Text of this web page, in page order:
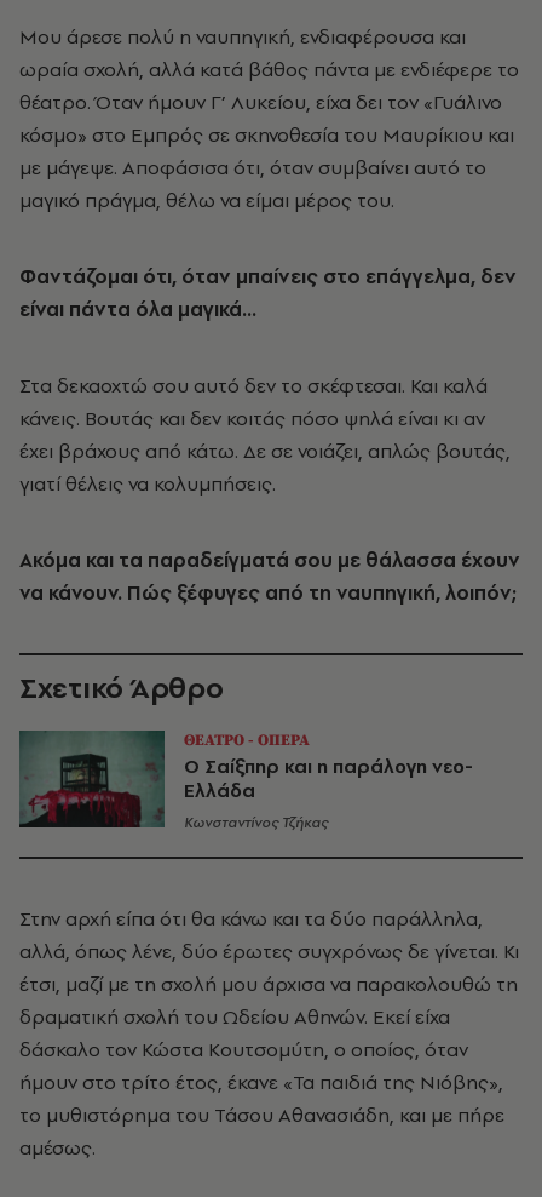
Μου άρεσε πολύ η ναυπηγική, ενδιαφέρουσα και
ωραία σχολή, αλλά κατά βάθος πάντα με ενδιέφερε το
θέατρο. Όταν ήμουν Γ’ Λυκείου, είχα δει τον «Γυάλινο
κόσμο» στο Εμπρός σε σκηνοθεσία του Μαυρίκιου και
με μάγεψε. Αποφάσισα ότι, όταν συμβαίνει αυτό το
μαγικό πράγμα, θέλω να είμαι μέρος του.
Φαντάζομαι ότι, όταν μπαίνεις στο επάγγελμα, δεν
είναι πάντα όλα μαγικά…
Στα δεκαοχτώ σου αυτό δεν το σκέφτεσαι. Και καλά
κάνεις. Βουτάς και δεν κοιτάς πόσο ψηλά είναι κι αν
έχει βράχους από κάτω. Δε σε νοιάζει, απλώς βουτάς,
γιατί θέλεις να κολυμπήσεις.
Ακόμα και τα παραδείγματά σου με θάλασσα έχουν
να κάνουν. Πώς ξέφυγες από τη ναυπηγική, λοιπόν;
Σχετικό Άρθρο
ΘΕΑΤΡΟ - ΟΠΕΡΑ
Ο Σαίξπηρ και η παράλογη νεο-
Ελλάδα
Κωνσταντίνος Τζήκας
Στην αρχή είπα ότι θα κάνω και τα δύο παράλληλα,
αλλά, όπως λένε, δύο έρωτες συγχρόνως δε γίνεται. Κι
έτσι, μαζί με τη σχολή μου άρχισα να παρακολουθώ τη
δραματική σχολή του Ωδείου Αθηνών. Εκεί είχα
δάσκαλο τον Κώστα Κουτσομύτη, ο οποίος, όταν
ήμουν στο τρίτο έτος, έκανε «Τα παιδιά της Νιόβης»,
το μυθιστόρημα του Τάσου Αθανασιάδη, και με πήρε
αμέσως.